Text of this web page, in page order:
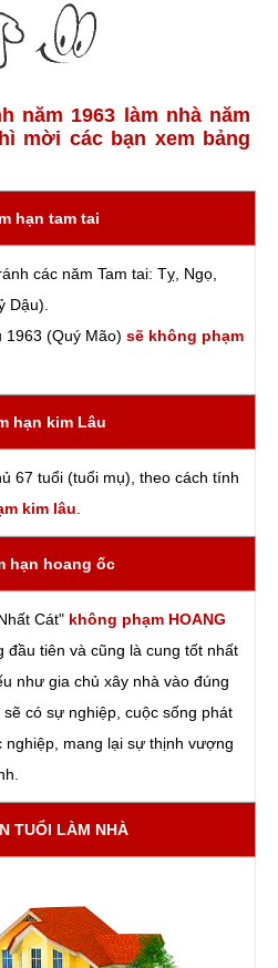
năm 1963 làm nhà năm
mời các bạn xem bảng
hạn tam tai
các năm Tam tai: Tỵ, Ngọ,
Dậu).
1963 (Quý Mão) sẽ không phạm
hạn kim Lâu
67 tuổi (tuổi mụ), theo cách tính
kim lâu
hạn hoang ốc
Cát" không phạm HOANG
đầu tiên và cũng là cung tốt nhất
như gia chủ xây nhà vào đúng
có sự nghiệp, cuộc sống phát
mang lại sự thịnh vượng
TUỔI LÀM NHÀ